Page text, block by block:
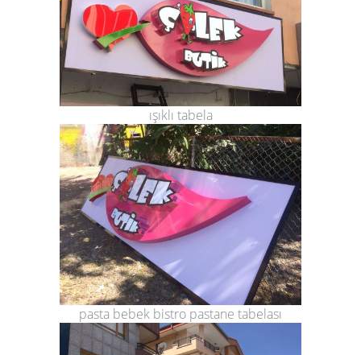
ışıklı tabela
pasta bebek bistro pastane tabelası